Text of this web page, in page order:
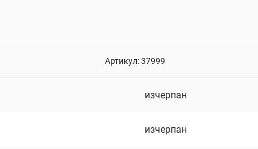
Артикул:37999
изчерпан
изчерпан